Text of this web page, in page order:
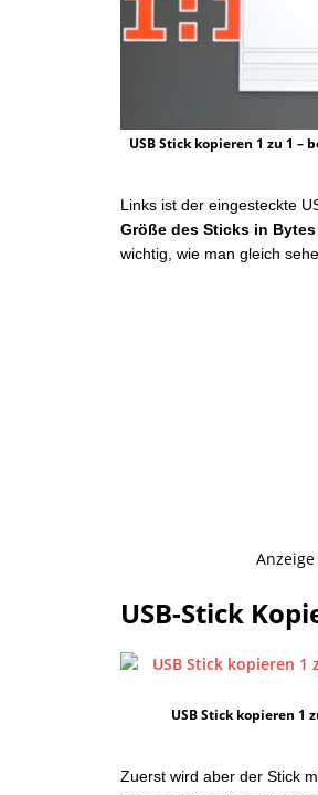
USB Stick kopieren 1 zu 1 –
Links ist der eingesteckte
Größe des Sticks in Bytes
wichtig, wie man gleich
Anzeige
USB-Stick
USB Stick kopieren 1
Zuerst wird aber der Stick